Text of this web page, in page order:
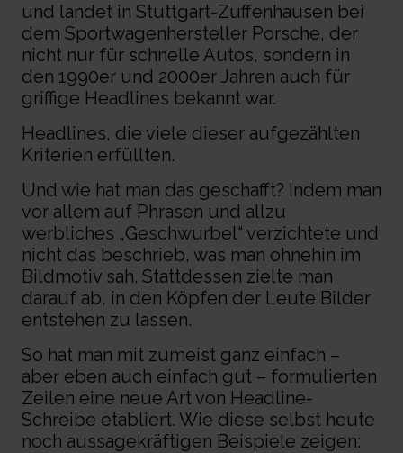
und landet in Stuttgart-Zuffenhausen bei
dem Sportwagenhersteller Porsche, der
nicht nur für schnelle Autos, sondern in
den 1990er und 2000er Jahren auch für
griffige Headlines bekannt war.
Headlines, die viele dieser aufgezählten
Kriterien erfüllten.
Und wie hat man das geschafft? Indem man
vor allem auf Phrasen und allzu
werbliches „Geschwurbel“ verzichtete und
nicht das beschrieb, was man ohnehin im
Bildmotiv sah. Stattdessen zielte man
darauf ab, in den Köpfen der Leute Bilder
entstehen zu lassen.
So hat man mit zumeist ganz einfach –
aber eben auch einfach gut – formulierten
Zeilen eine neue Art von Headline-
Schreibe etabliert. Wie diese selbst heute
noch aussagekräftigen Beispiele zeigen: